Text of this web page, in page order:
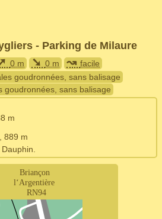
- Parking de Milaure
0 m ➘ 0 m ↝ facile
goudronnées, sans balisage
goudronnées, sans balisage
m
889 m